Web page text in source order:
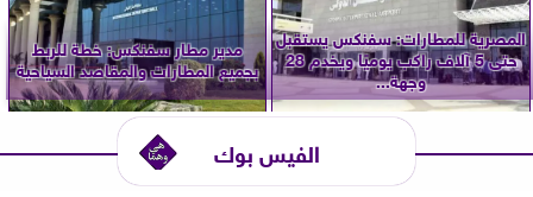
المصرية للمطارات: سفنكس يستقبل
حتى 5 آلاف راكب يوميًا ويخدم 28
وجهة...
مدير مطار سفنكس: خطة للربط
بجميع المطارات والمقاصد السياحية
الفيس بوك